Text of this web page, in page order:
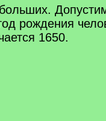
рождения
1650.